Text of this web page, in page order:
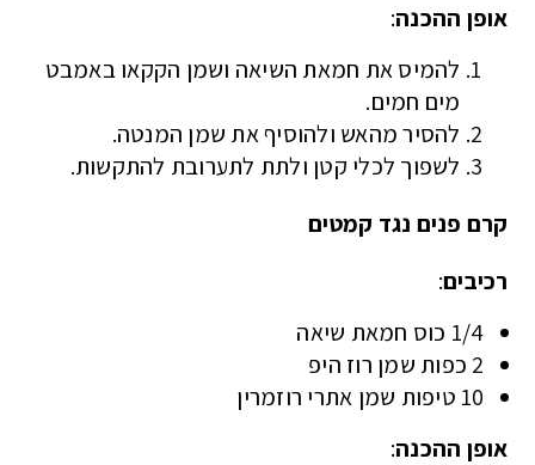
אופן ההכנה:
להמיס את חמאת השיאה ושמן הקקאו באמבט
מים חמים.
להסיר מהאש ולהוסיף את שמן המנטה.
לשפוך לכלי קטן ולתת לתערובת להתקשות.
קרם פנים נגד קמטים
רכיבים:
1/4 כוס חמאת שיאה
2 כפות שמן רוז היפ
10 טיפות שמן אתרי רוזמרין
אופן ההכנה: